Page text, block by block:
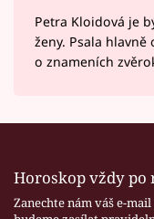
Petra Kloidová je
ženy. Psala
o znameních
Horoskop vždy po
Zanechte nám váš e-